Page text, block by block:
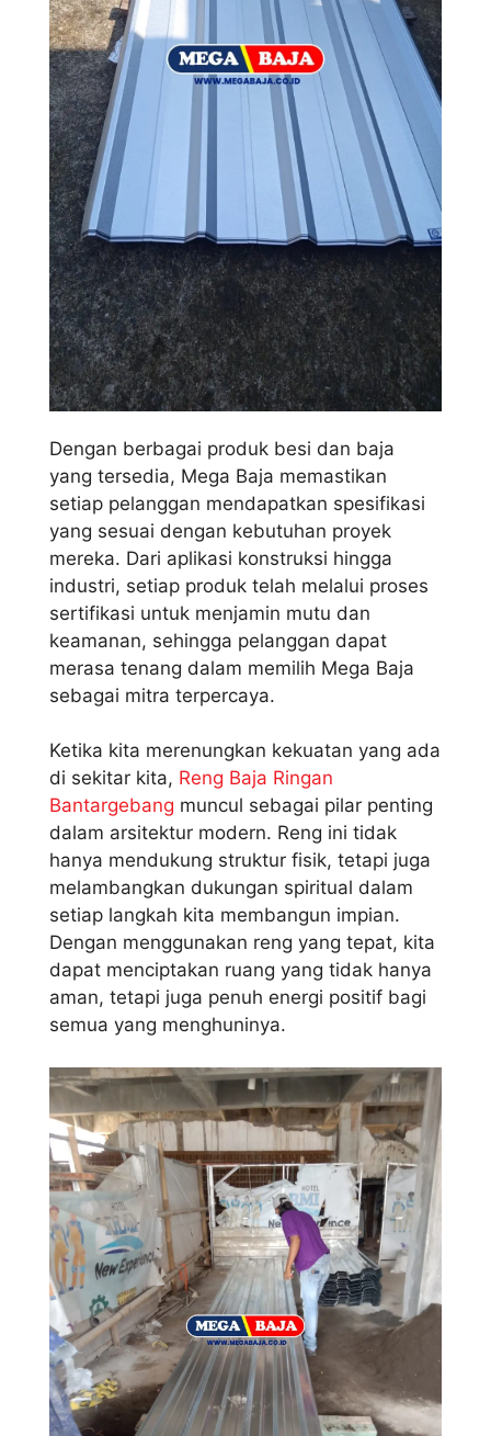
Dengan berbagai produk besi dan baja
yang tersedia, Mega Baja memastikan
setiap pelanggan mendapatkan spesifikasi
yang sesuai dengan kebutuhan proyek
mereka. Dari aplikasi konstruksi hingga
industri, setiap produk telah melalui proses
sertifikasi untuk menjamin mutu dan
keamanan, sehingga pelanggan dapat
merasa tenang dalam memilih Mega Baja
sebagai mitra terpercaya.
Ketika kita merenungkan kekuatan yang ada
di sekitar kita, Reng Baja Ringan
Bantargebang muncul sebagai pilar penting
dalam arsitektur modern. Reng ini tidak
hanya mendukung struktur fisik, tetapi juga
melambangkan dukungan spiritual dalam
setiap langkah kita membangun impian.
Dengan menggunakan reng yang tepat, kita
dapat menciptakan ruang yang tidak hanya
aman, tetapi juga penuh energi positif bagi
semua yang menghuninya.